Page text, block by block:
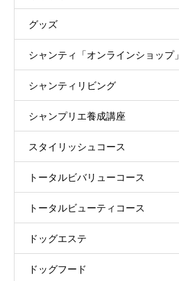
グッズ
シャンティ「オンラインショップ」
シャンティリビング
シャンプリエ養成講座
スタイリッシュコース
トータルビバリューコース
トータルビューティコース
ドッグエステ
ドッグフード